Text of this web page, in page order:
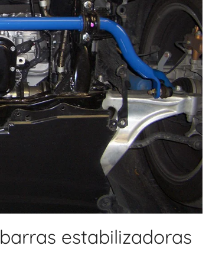
estabilizadoras